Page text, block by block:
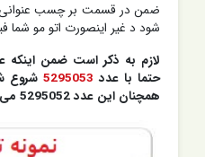
ضمن در قسمت بر چسب
شود د غیر اینصورت اتو مو شما
لازم به ذکر است ضمن اینکه
حتما با عدد 5295053 شروع
همچنان این عدد 5295052 می باشد.